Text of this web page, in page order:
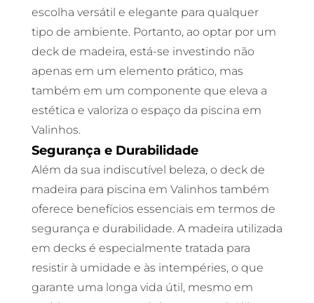
escolha versátil e elegante para qualquer
tipo de ambiente. Portanto, ao optar por um
deck de madeira, está-se investindo não
apenas em um elemento prático, mas
também em um componente que eleva a
estética e valoriza o espaço da piscina em
Valinhos.
Segurança e Durabilidade
Além da sua indiscutível beleza, o deck de
madeira para piscina em Valinhos também
oferece benefícios essenciais em termos de
segurança e durabilidade. A madeira utilizada
em decks é especialmente tratada para
resistir à umidade e às intempéries, o que
garante uma longa vida útil, mesmo em